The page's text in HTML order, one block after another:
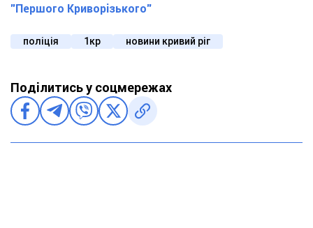
"Першого Криворізького"
поліція 1кр новини кривий ріг
Поділитись у соцмережах